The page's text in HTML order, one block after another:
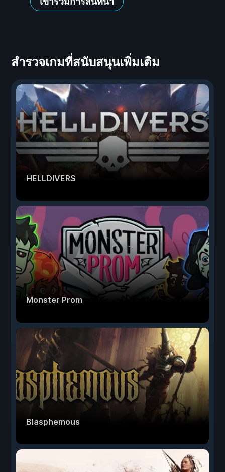
สำรวจเกมที่สนับสนุนเพิ่มเติม
HELLDIVERS
Monster Prom
Blasphemous